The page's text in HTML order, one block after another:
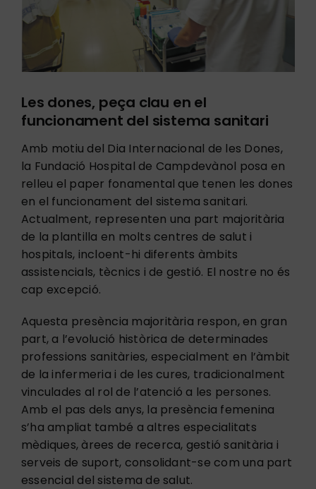
Tràmits
Serveis
Atenció Assistencial
Actualitat
Les dones, peça clau en el
funcionament del sistema sanitari
Amb motiu del Dia Internacional de les Dones,
la Fundació Hospital de Campdevànol posa en
relleu el paper fonamental que tenen les dones
en el funcionament del sistema sanitari.
Actualment, representen una part majoritària
de la plantilla en molts centres de salut i
hospitals, incloent-hi diferents àmbits
assistencials, tècnics i de gestió. El nostre no és
cap excepció.
Aquesta presència majoritària respon, en gran
part, a l’evolució històrica de determinades
professions sanitàries, especialment en l’àmbit
de la infermeria i de les cures, tradicionalment
vinculades al rol de l’atenció a les persones.
Amb el pas dels anys, la presència femenina
s’ha ampliat també a altres especialitats
mèdiques, àrees de recerca, gestió sanitària i
serveis de suport, consolidant-se com una part
essencial del sistema de salut.